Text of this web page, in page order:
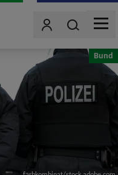
BenutzerWonach
MENU
Bund